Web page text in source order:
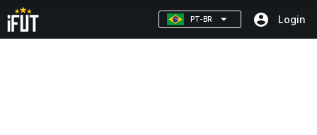
PT-BR account_circle Login